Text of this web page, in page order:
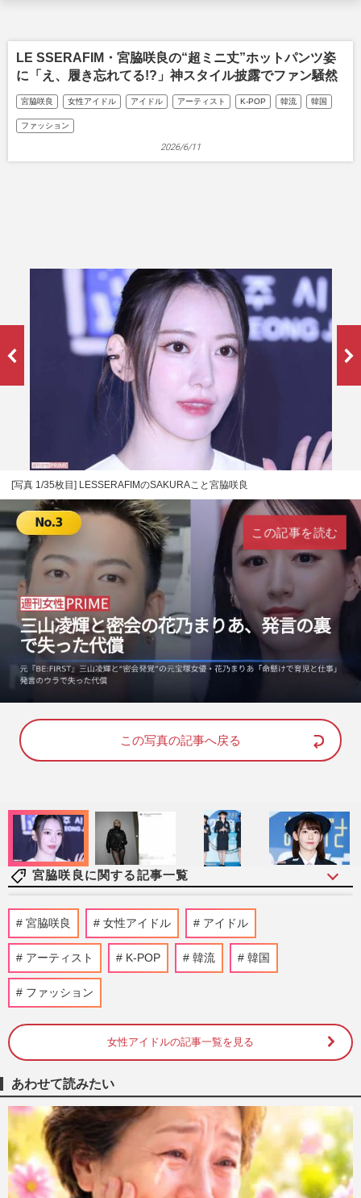
LE SSERAFIM・宮脇咲良の“超ミニ丈”ホットパンツ姿
に「え、履き忘れてる!?」神スタイル披露でファン騒然
宮脇咲良 女性アイドル アイドル アーティスト K-POP 韓流 韓国
ファッション
2026/6/11
[写真 1/35枚目] LESSERAFIMのSAKURAこと宮脇咲良
n
u
o
d
:
この記事を読む
この写真の記事へ戻る
宮脇咲良に関する記事一覧
大谷翔平のドジャースVSメッツ始球式に
韓国ガールズグループ『IVE』ウォニョン
が登場も、“胴長に見える”…
害が続出したあのちゃんCM超えの1位は
『LE SSERAFIM』起用の求人サイ…
週刊女性2026年1月20日・27日号 2026/1/19
LE SSERAFIM・宮脇咲良が火付け役、韓
国発「手編み」がブーム！Z世代が夢中に
なる待ち時間を生かした“モバ…
週刊女性2025年10月7日・14日号 2025/9/28
宮脇咲良 女性アイドル アイドル
アーティスト K-POP 韓流 韓国
ファッション
女性アイドルの記事一覧を見る
あわせて読みたい